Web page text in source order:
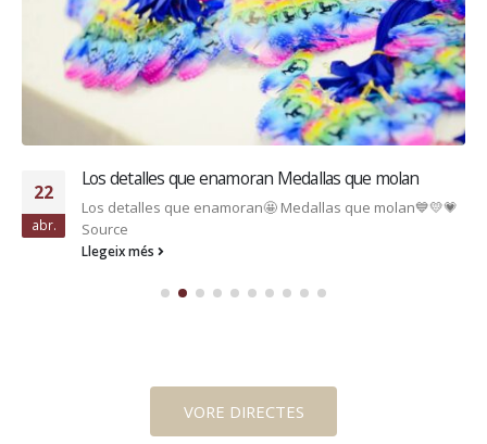
22
abr.
Los detalles que enamoran Medallas que molan
Los detalles que enamoran🤩 Medallas que molan💙💛💗
Source
Llegeix més
VORE DIRECTES